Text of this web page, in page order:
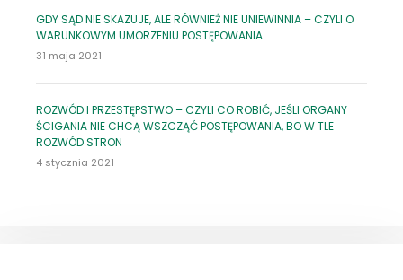
GDY SĄD NIE SKAZUJE, ALE RÓWNIEŻ NIE UNIEWINNIA – CZYLI O
WARUNKOWYM UMORZENIU POSTĘPOWANIA
31 maja 2021
ROZWÓD I PRZESTĘPSTWO – CZYLI CO ROBIĆ, JEŚLI ORGANY
ŚCIGANIA NIE CHCĄ WSZCZĄĆ POSTĘPOWANIA, BO W TLE
ROZWÓD STRON
4 stycznia 2021